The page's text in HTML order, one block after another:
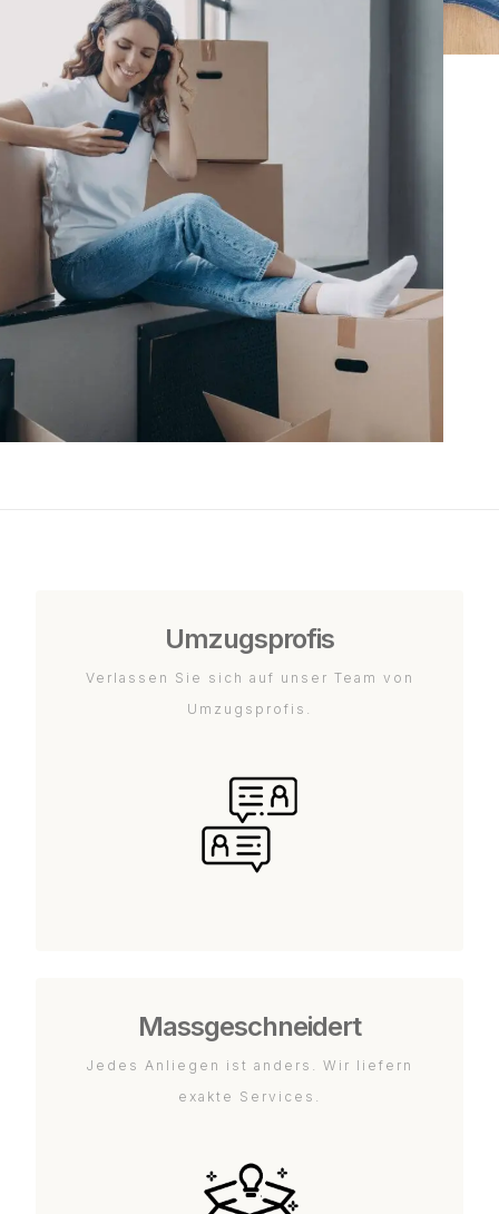
Umzugsprofis
Verlassen Sie sich auf unser Team von
Umzugsprofis.
Massgeschneidert
Jedes Anliegen ist anders. Wir liefern
exakte Services.